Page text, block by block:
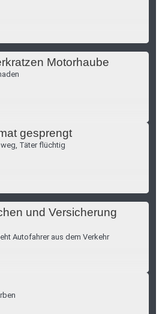
Motorhaube
gesprengt
Täter flüchtig
und Versicherung
Autofahrer aus dem Verkehr